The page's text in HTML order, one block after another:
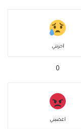
أحزنني
0
أغضبني